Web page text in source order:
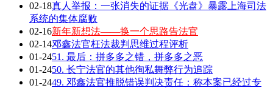
02-18真人举报：一张消失的证据《光盘》暴露上海司法
系统的集体腐败
02-16新年新想法——换一个思路告法官
02-14邓鑫法官枉法裁判思维过程评析
01-2451. 最后：拼多多之错，拼多多之恶
01-2450. 长宁法官的其他徇私舞弊行为追踪
01-2449. 邓鑫法官推脱错误判决责任：称本案已经过专